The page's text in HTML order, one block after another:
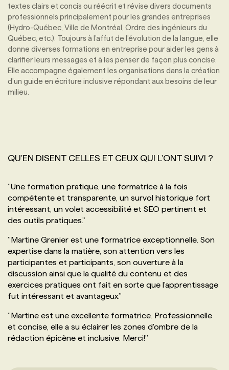
textes clairs et concis ou réécrit et révise divers documents
professionnels principalement pour les grandes entreprises
(Hydro-Québec, Ville de Montréal, Ordre des ingénieurs du
Québec, etc.). Toujours à l’affut de l’évolution de la langue, elle
donne diverses formations en entreprise pour aider les gens à
clarifier leurs messages et à les penser de façon plus concise.
Elle accompagne également les organisations dans la création
d’un guide en écriture inclusive répondant aux besoins de leur
milieu.
QU'EN DISENT CELLES ET CEUX QUI L'ONT SUIVI ?
’’Une formation pratique, une formatrice à la fois
compétente et transparente, un survol historique fort
intéressant, un volet accessibilité et SEO pertinent et
des outils pratiques.’’
’’Martine Grenier est une formatrice exceptionnelle. Son
expertise dans la matière, son attention vers les
participantes et participants, son ouverture à la
discussion ainsi que la qualité du contenu et des
exercices pratiques ont fait en sorte que l'apprentissage
fut intéressant et avantageux.’’
’’Martine est une excellente formatrice. Professionnelle
et concise, elle a su éclairer les zones d'ombre de la
rédaction épicène et inclusive. Merci!’’